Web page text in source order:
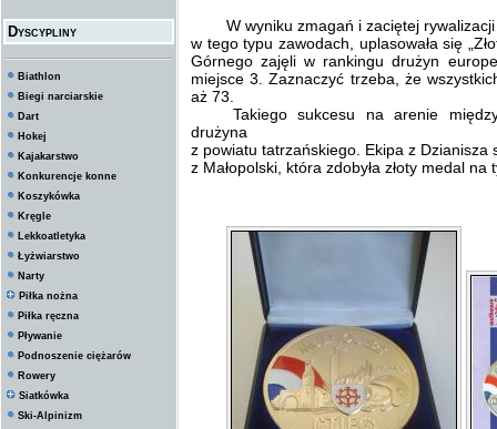
Dyscypliny
Biathlon
Biegi narciarskie
Dart
Hokej
Kajakarstwo
Konkurencje konne
Koszykówka
Kręgle
Lekkoatletyka
Łyżwiarstwo
Narty
Piłka nożna
Piłka ręczna
Pływanie
Podnoszenie ciężarów
Rowery
Siatkówka
Ski-Alpinizm
W wyniku zmagań i zaciętej
w tego typu zawodach, uplasowała się
Górnego zajęli w rankingu drużyn
miejsce 3. Zaznaczyć trzeba, że
aż 73.
Takiego sukcesu na arenie
drużyna
z powiatu tatrzańskiego. Ekipa z Dzianisza
z Małopolski, która zdobyła złoty medal na